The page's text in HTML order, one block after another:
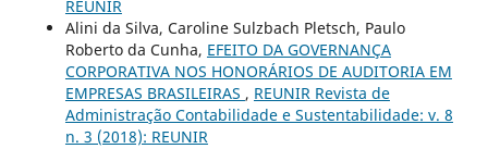
REUNIR
Alini da Silva, Caroline Sulzbach Pletsch, Paulo
Roberto da Cunha, EFEITO DA GOVERNANÇA
CORPORATIVA NOS HONORÁRIOS DE AUDITORIA EM
EMPRESAS BRASILEIRAS , REUNIR Revista de
Administração Contabilidade e Sustentabilidade: v. 8
n. 3 (2018): REUNIR